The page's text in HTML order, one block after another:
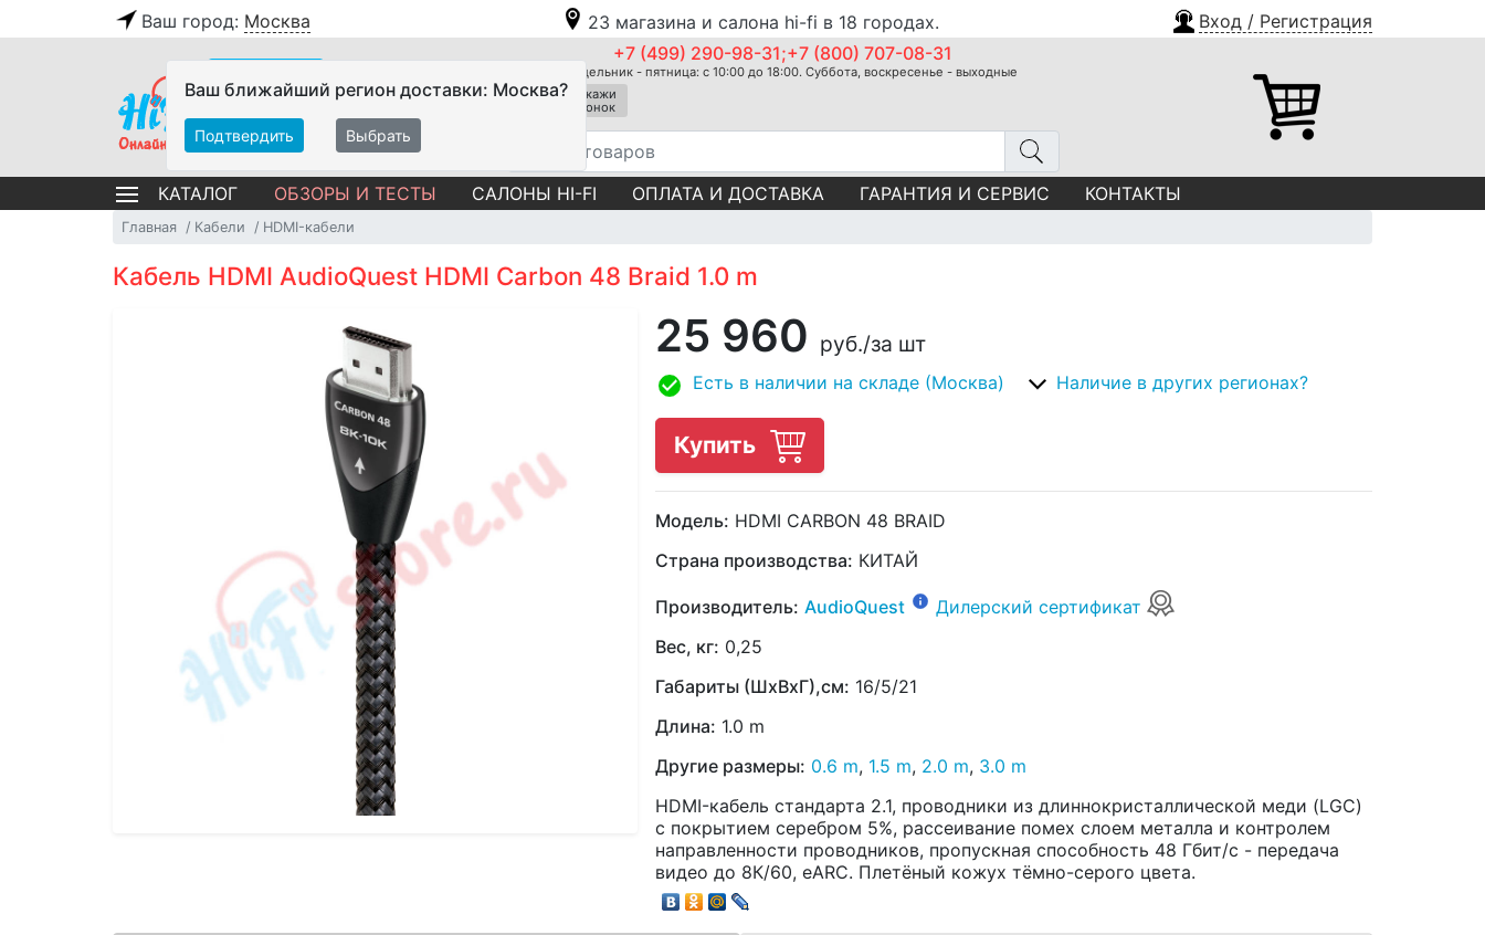
Ваш город: Москва 23 магазина и салона hi-fi в 18 городах. Вход / Регистрация
Ваш ближайший регион доставки: Москва?
Подтвердить Выбрать
+7 (499) 290-98-31;+7 (800) 707-08-31
Понедельник - пятница: с 10:00 до 18:00. Суббота, воскресенье - выходные
Закажи
звонок
КАТАЛОГ ОБЗОРЫ И ТЕСТЫ САЛОНЫ HI-FI ОПЛАТА И ДОСТАВКА ГАРАНТИЯ И СЕРВИС КОНТАКТЫ
Главная Кабели HDMI-кабели
Кабель HDMI AudioQuest HDMI Carbon 48 Braid 1.0 m
25 960 руб./за шт
Есть в наличии на складе (Москва) Наличие в других регионах?
Купить
Модель: HDMI CARBON 48 BRAID
Страна производства: КИТАЙ
Производитель: AudioQuest
Дилерский сертификат
Вес, кг: 0,25
Габариты (ШхВхГ),см: 16/5/21
Длина: 1.0 m
Другие размеры: 0.6 m, 1.5 m, 2.0 m, 3.0 m
HDMI-кабель стандарта 2.1, проводники из длиннокристаллической меди (LGC)
с покрытием серебром 5%, рассеивание помех слоем металла и контролем
направленности проводников, пропускная способность 48 Гбит/с - передача
видео до 8К/60, eARC. Плетёный кожух тёмно-серого цвета.